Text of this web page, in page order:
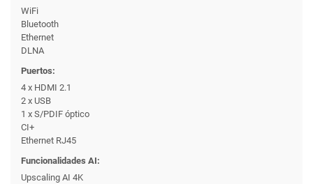
WiFi
Bluetooth
Ethernet
DLNA
Puertos:
4 x HDMI 2.1
2 x USB
1 x S/PDIF óptico
CI+
Ethernet RJ45
Funcionalidades AI:
Upscaling AI 4K